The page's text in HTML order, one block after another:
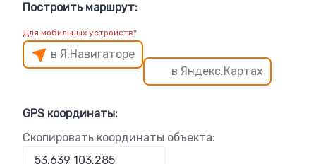
Построить маршрут:
Для мобильных устройств*
в Я.Навигаторе
в Яндекс.Картах
GPS координаты:
Скопировать координаты объекта: